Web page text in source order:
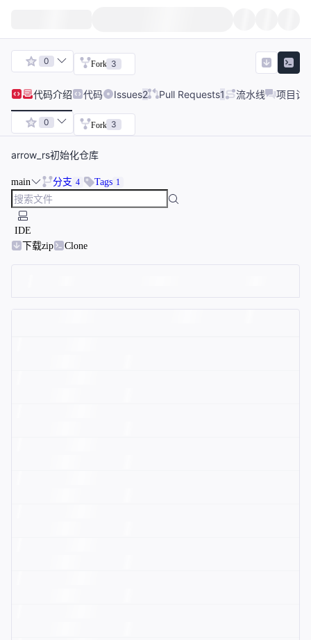
0 Fork 3
代码介绍 代码 Issues2 Pull Requests1 流水线 项目讨
0 Fork 3
arrow_rs初始化仓库
main 分支 4 Tags 1
IDE
下载zip
Clone